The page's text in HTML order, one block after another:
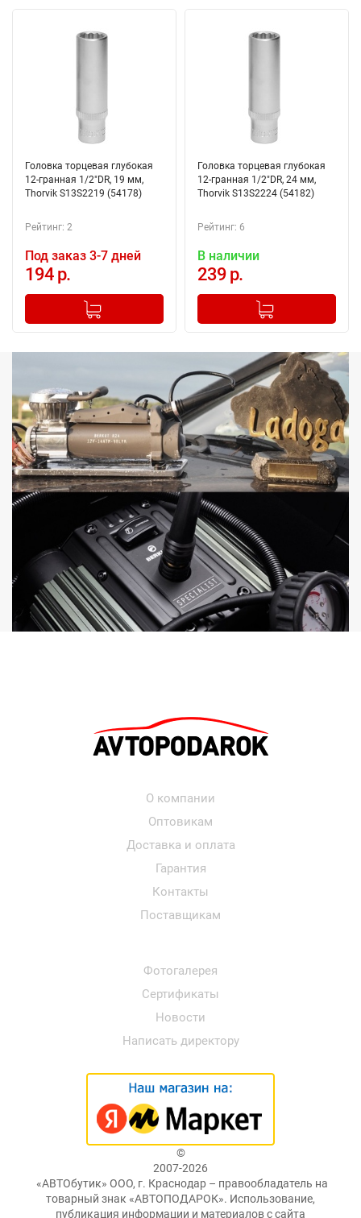
Головка торцевая глубокая
12-гранная 1/2"DR, 19 мм,
Thorvik S13S2219 (54178)
Рейтинг: 2
Под заказ 3-7 дней
194 р.
+
Добавлено в корзину
Головка торцевая глубокая
12-гранная 1/2"DR, 24 мм,
Thorvik S13S2224 (54182)
Рейтинг: 6
В наличии
239 р.
+
Добавлено в корзину
О компании
Оптовикам
Доставка и оплата
Гарантия
Контакты
Поставщикам
Фотогалерея
Сертификаты
Новости
Написать директору
©
2007-2026
«АВТОбутик» ООО, г. Краснодар – правообладатель на
товарный знак «АВТОПОДАРОК». Использование,
публикация информации и материалов с сайта